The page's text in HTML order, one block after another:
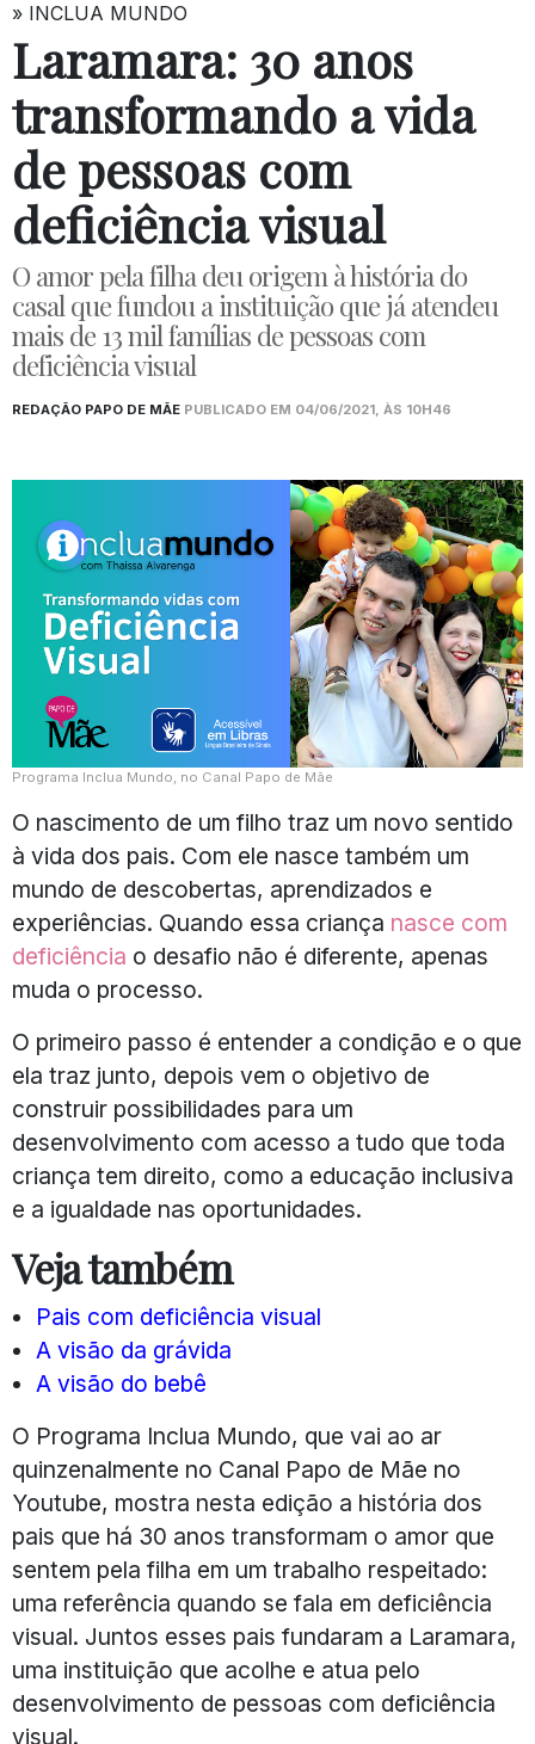
» INCLUA MUNDO
Laramara: 30 anos
transformando a vida
de pessoas com
deficiência visual
O amor pela filha deu origem à história do
casal que fundou a instituição que já atendeu
mais de 13 mil famílias de pessoas com
deficiência visual
REDAÇÃO PAPO DE MÃE PUBLICADO EM 04/06/2021, ÀS 10H46
Programa Inclua Mundo, no Canal Papo de Mãe
O nascimento de um filho traz um novo sentido
à vida dos pais. Com ele nasce também um
mundo de descobertas, aprendizados e
experiências. Quando essa criança nasce com
deficiência o desafio não é diferente, apenas
muda o processo.
O primeiro passo é entender a condição e o que
ela traz junto, depois vem o objetivo de
construir possibilidades para um
desenvolvimento com acesso a tudo que toda
criança tem direito, como a educação inclusiva
e a igualdade nas oportunidades.
Veja também
Pais com deficiência visual
A visão da grávida
A visão do bebê
O Programa Inclua Mundo, que vai ao ar
quinzenalmente no Canal Papo de Mãe no
Youtube, mostra nesta edição a história dos
pais que há 30 anos transformam o amor que
sentem pela filha em um trabalho respeitado:
uma referência quando se fala em deficiência
visual. Juntos esses pais fundaram a Laramara,
uma instituição que acolhe e atua pelo
desenvolvimento de pessoas com deficiência
visual.